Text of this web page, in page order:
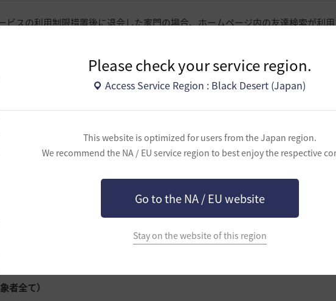
Please check your service region.
Access Service Region : Black Desert (Japan)
This website is optimized for users from the Japan region.
We recommend the NA / EU service region to best enjoy the respective
Go to the NA / EU website
Stay on the website of this region
ビスの利用制限措置後に退会した家門の場合、ホームページ内の友達検索が利
ついて異議を申し立てる必要がある場合、
[サポートセンター > お問い合わせ >
でのゲーム利用者を発見された場合、[サポートセンター > お問い合わせ > 申
します。
グを継続し、正常ではない方法でのゲーム利用者を探し出し、健全なゲームプ
いいたします。
ム
者全て）